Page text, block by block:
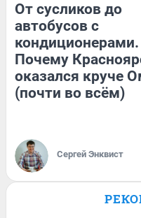
От сусликов до
автобусов с
кондиционерами.
Почему
оказался круче
(почти во всём)
Сергей Энквист